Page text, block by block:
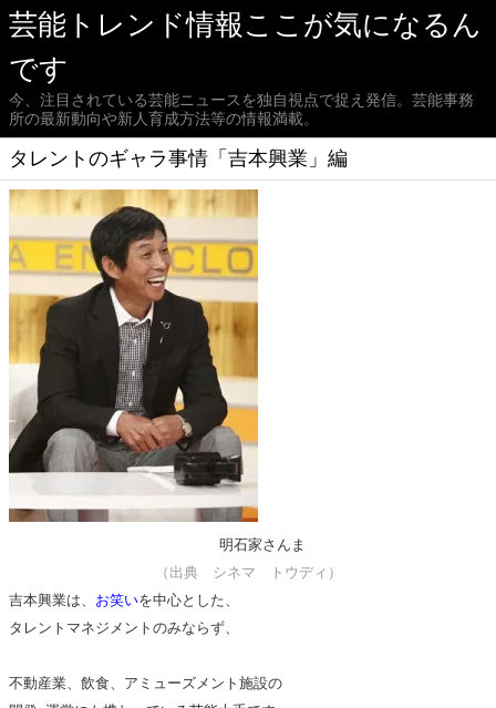
芸能トレンド情報ここが気になるん
です
今、注目されている芸能ニュースを独自視点で捉え発信。芸能事務
所の最新動向や新人育成方法等の情報満載。
タレントのギャラ事情「吉本興業」編
明石家さんま
（出典 シネマ トウディ）
吉本興業は、 お笑いを中心とした、
タレントマネジメントのみならず、
不動産業、飲食、アミューズメント施設の